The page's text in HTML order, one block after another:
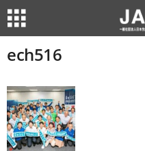
ech516